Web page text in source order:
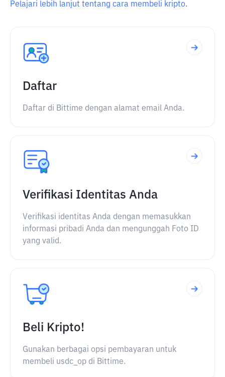
Pelajari lebih lanjut tentang cara membeli kripto.
Daftar
Daftar di Bittime dengan alamat email Anda.
Verifikasi Identitas Anda
Verifikasi identitas Anda dengan memasukkan
informasi pribadi Anda dan mengunggah Foto ID
yang valid.
Beli Kripto!
Gunakan berbagai opsi pembayaran untuk
membeli usdc_op di Bittime.